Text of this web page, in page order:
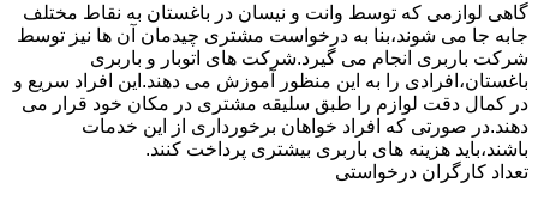
گاهی لوازمی که توسط وانت و نیسان در باغستان به نقاط مختلف
جابه جا می شوند،بنا به درخواست مشتری چیدمان آن ها نیز توسط
شرکت باربری انجام می گیرد.شرکت های اتوبار و باربری
باغستان،افرادی را به این منظور آموزش می دهند.این افراد سریع و
در کمال دقت لوازم را طبق سلیقه مشتری در مکان خود قرار می
دهند.در صورتی که افراد خواهان برخورداری از این خدمات
باشند،باید هزینه های باربری بیشتری پرداخت کنند.
تعداد کارگران درخواستی